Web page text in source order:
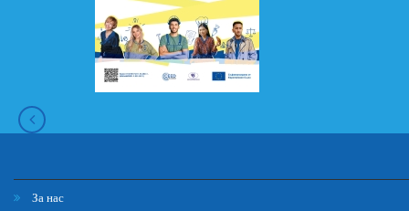
За нас